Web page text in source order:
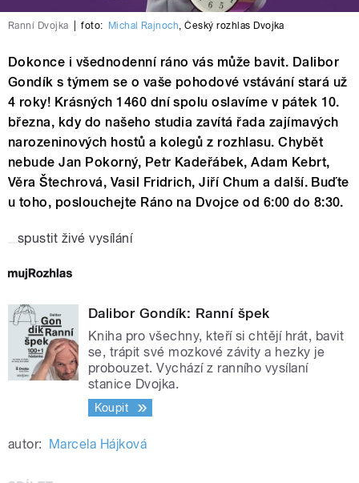
Ranní Dvojka foto: Michal Rajnoch,Český rozhlas Dvojka
Dokonce i všednodenní ráno vás může bavit. Dalibor
Gondík s týmem se o vaše pohodové vstávání stará už
4 roky! Krásných 1460 dní spolu oslavíme v pátek 10.
března, kdy do našeho studia zavítá řada zajímavých
narozeninových hostů a kolegů z rozhlasu. Chybět
nebude Jan Pokorný, Petr Kadeřábek, Adam Kebrt,
Věra Štechrová, Vasil Fridrich, Jiří Chum a další. Buďte
u toho, poslouchejte Ráno na Dvojce od 6:00 do 8:30.
spustit živé vysílání
Dalibor Gondík: Ranní špek
Kniha pro všechny, kteří si chtějí hrát, bavit
se, trápit své mozkové závity a hezky je
probouzet. Vychází z ranního vysílaní
stanice Dvojka.
Koupit
autor: Marcela Hájková